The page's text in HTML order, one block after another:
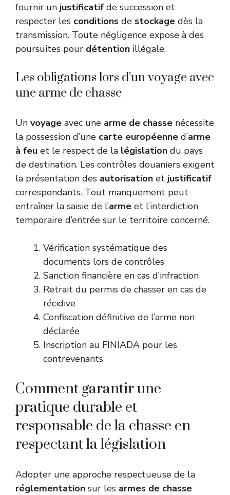
fournir un justificatif de succession et
respecter les conditions de stockage dès la
transmission. Toute négligence expose à des
poursuites pour détention illégale.
Les obligations lors d’un voyage avec
une arme de chasse
Un voyage avec une arme de chasse nécessite
la possession d’une carte européenne d’arme
à feu et le respect de la législation du pays
de destination. Les contrôles douaniers exigent
la présentation des autorisation et justificatif
correspondants. Tout manquement peut
entraîner la saisie de l’arme et l’interdiction
temporaire d’entrée sur le territoire concerné.
Vérification systématique des
documents lors de contrôles
Sanction financière en cas d’infraction
Retrait du permis de chasser en cas de
récidive
Confiscation définitive de l’arme non
déclarée
Inscription au FINIADA pour les
contrevenants
Comment garantir une
pratique durable et
responsable de la chasse en
respectant la législation
Adopter une approche respectueuse de la
réglementation sur les armes de chasse